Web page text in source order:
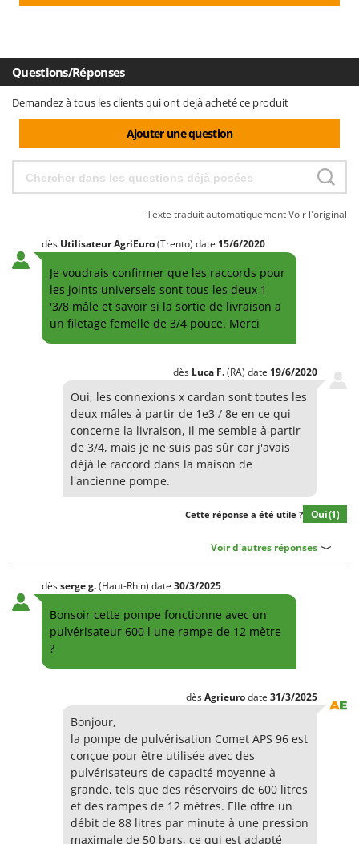
Questions/Réponses
Demandez à tous les clients qui ont dejà acheté ce produit
Ajouter une question
Texte traduit automatiquementVoir l'original
dès Utilisateur AgriEuro(Trento) date 15/6/2020
Je voudrais confirmer que les raccords pour
les joints universels sont tous les deux 1
'3/8 mâle et savoir si la sortie de livraison a
un filetage femelle de 3/4 pouce. Merci
dès Luca F.(RA) date 19/6/2020
Oui, les connexions x cardan sont toutes les
deux mâles à partir de 1e3 / 8e en ce qui
concerne la livraison, il me semble à partir
de 3/4, mais je ne suis pas sûr car j'avais
déjà le raccord dans la maison de
l'ancienne pompe.
Cette réponse a été utile ? Oui(1)
Voir d'autres réponses
dèssergeg.(Haut-Rhin) date 30/3/2025
Bonsoir cette pompe fonctionne avec un
pulvérisateur 600 l une rampe de 12 mètre
?
dèsAgrieurodate 31/3/2025
Bonjour,
la pompe de pulvérisation Comet APS 96 est
conçue pour être utilisée avec des
pulvérisateurs de capacité moyenne à
grande, tels que des réservoirs de 600 litres
et des rampes de 12 mètres. Elle offre un
débit de 88 litres par minute à une pression
maximale de 50 bars, ce qui est adapté